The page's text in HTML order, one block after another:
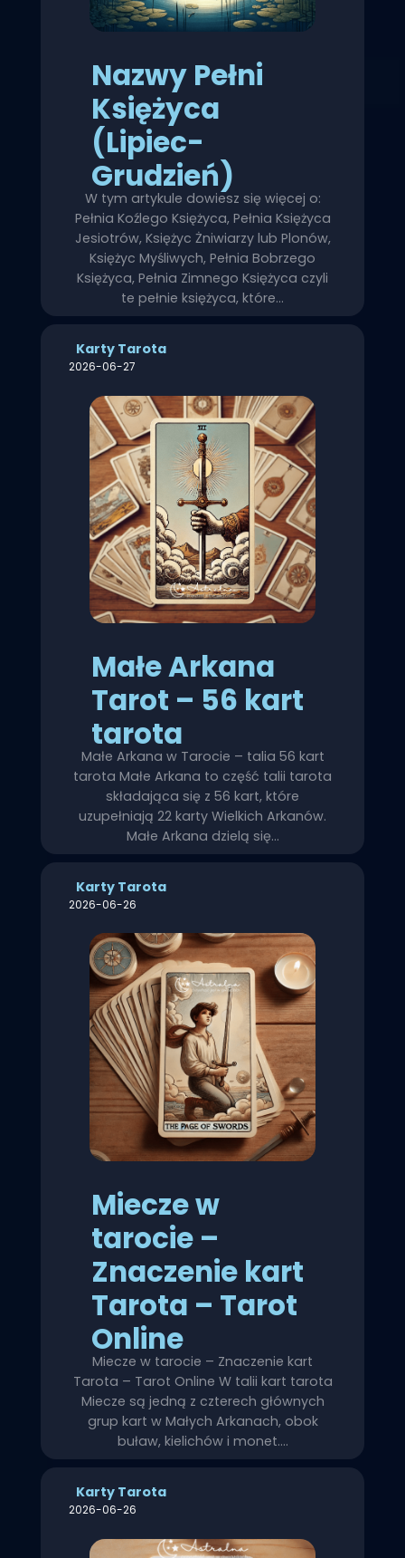
Nazwy Pełni
Księżyca
(Lipiec-
Grudzień)
W tym artykule dowiesz się więcej o:
Pełnia Koźlego Księżyca, Pełnia Księżyca
Jesiotrów, Księżyc Żniwiarzy lub Plonów,
Księżyc Myśliwych, Pełnia Bobrzego
Księżyca, Pełnia Zimnego Księżyca czyli
te pełnie księżyca, które…
Karty Tarota
2026-06-27
Małe Arkana
Tarot – 56 kart
tarota
Małe Arkana w Tarocie – talia 56 kart
tarota Małe Arkana to część talii tarota
składająca się z 56 kart, które
uzupełniają 22 karty Wielkich Arkanów.
Małe Arkana dzielą się…
Karty Tarota
2026-06-26
Miecze w
tarocie –
Znaczenie kart
Tarota – Tarot
Online
Miecze w tarocie – Znaczenie kart
Tarota – Tarot Online W talii kart tarota
Miecze są jedną z czterech głównych
grup kart w Małych Arkanach, obok
buław, kielichów i monet.…
Karty Tarota
2026-06-26